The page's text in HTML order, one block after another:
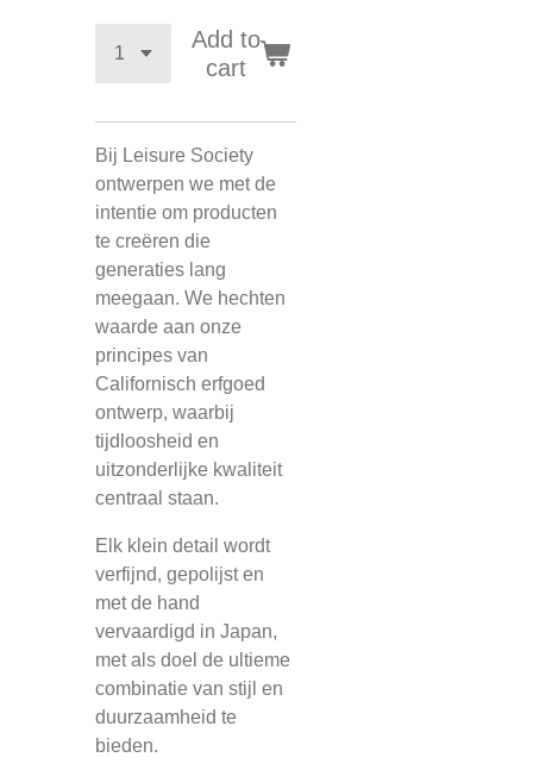
Add to
cart
Bij Leisure Society
ontwerpen we met de
intentie om producten
te creëren die
generaties lang
meegaan. We hechten
waarde aan onze
principes van
Californisch erfgoed
ontwerp, waarbij
tijdloosheid en
uitzonderlijke kwaliteit
centraal staan.
Elk klein detail wordt
verfijnd, gepolijst en
met de hand
vervaardigd in Japan,
met als doel de ultieme
combinatie van stijl en
duurzaamheid te
bieden.